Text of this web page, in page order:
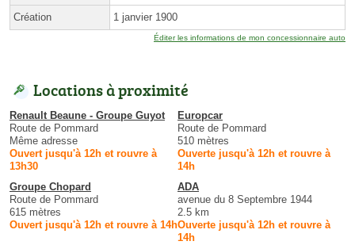
Création 1 janvier 1900
Éditer les informations de mon concessionnaire auto
Locations à proximité
Renault Beaune - Groupe Guyot
Route de Pommard
Même adresse
Ouvert jusqu'à 12h et rouvre à
13h30
Europcar
Route de Pommard
510 mètres
Ouverte jusqu'à 12h et rouvre à
14h
Groupe Chopard
Route de Pommard
615 mètres
Ouvert jusqu'à 12h et rouvre à 14h
ADA
avenue du 8 Septembre 1944
2.5 km
Ouverte jusqu'à 12h et rouvre à
14h